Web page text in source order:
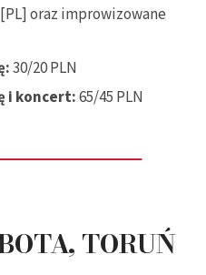
oraz improwizowane
30/20 PLN
i koncert:65/45 PLN
TORUŃ